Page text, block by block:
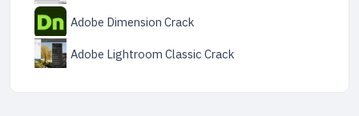
Adobe Dimension Crack
Adobe Lightroom Classic Crack